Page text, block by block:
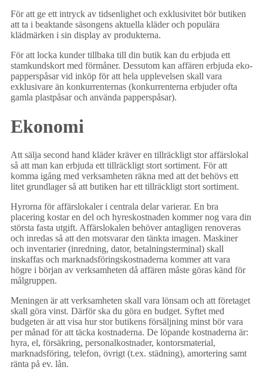
För att ge ett intryck av tidsenlighet och exklusivitet bör butiken
att ta i beaktande säsongens aktuella kläder och populära
klädmärken i sin display av produkterna.
För att locka kunder tillbaka till din butik kan du erbjuda ett
stamkundskort med förmåner. Dessutom kan affären erbjuda eko-
papperspåsar vid inköp för att hela upplevelsen skall vara
exklusivare än konkurrenternas (konkurrenterna erbjuder ofta
gamla plastpåsar och använda papperspåsar).
Ekonomi
Att sälja second hand kläder kräver en tillräckligt stor affärslokal
så att man kan erbjuda ett tillräckligt stort sortiment. För att
komma igång med verksamheten räkna med att det behövs ett
litet grundlager så att butiken har ett tillräckligt stort sortiment.
Hyrorna för affärslokaler i centrala delar varierar. En bra
placering kostar en del och hyreskostnaden kommer nog vara din
största fasta utgift. Affärslokalen behöver antagligen renoveras
och inredas så att den motsvarar den tänkta imagen. Maskiner
och inventarier (inredning, dator, betalningsterminal) skall
inskaffas och marknadsföringskostnaderna kommer att vara
högre i början av verksamheten då affären måste göras känd för
målgruppen.
Meningen är att verksamheten skall vara lönsam och att företaget
skall göra vinst. Därför ska du göra en budget. Syftet med
budgeten är att visa hur stor butikens försäljning minst bör vara
per månad för att täcka kostnaderna. De löpande kostnaderna är:
hyra, el, försäkring, personalkostnader, kontorsmaterial,
marknadsföring, telefon, övrigt (t.ex. städning), amortering samt
ränta på ev. lån.